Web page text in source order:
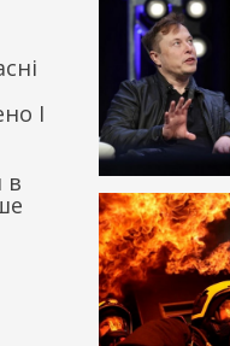
I
в